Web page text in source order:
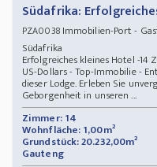
Südafrika:
PZA0038Immobilien-Port -
Südafrika
Erfolgreiches kleines Hotel -14
US-Dollars - Top-Immobilie -
dieser Lodge. Erleben Sie
Geborgenheit in unseren ...
Zimmer: 14
Wohnfläche: 1,00m²
Grundstück: 20.232,00m²
Gauteng